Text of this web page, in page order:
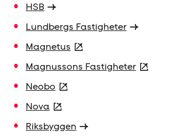
HSB
Lundbergs Fastigheter
Magnetus
Magnussons Fastigheter
Neobo
Nova
Riksbyggen